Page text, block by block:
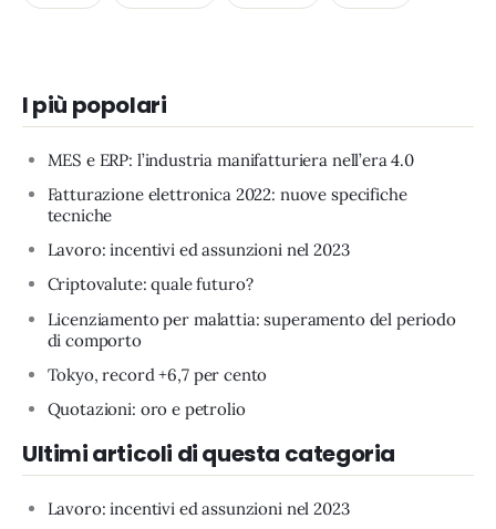
I più popolari
MES e ERP: l’industria manifatturiera nell’era 4.0
Fatturazione elettronica 2022: nuove specifiche
tecniche
Lavoro: incentivi ed assunzioni nel 2023
Criptovalute: quale futuro?
Licenziamento per malattia: superamento del periodo
di comporto
Tokyo, record +6,7 per cento
Quotazioni: oro e petrolio
Ultimi articoli di questa categoria
Lavoro: incentivi ed assunzioni nel 2023